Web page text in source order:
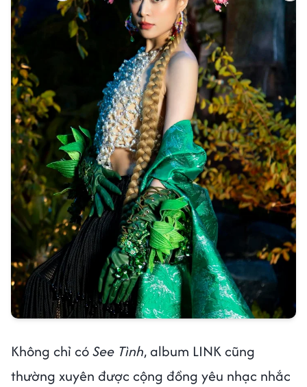
Không chỉ cóSee Tình, album LINK cũng
thường xuyên được cộng đồng yêu nhạc nhắc